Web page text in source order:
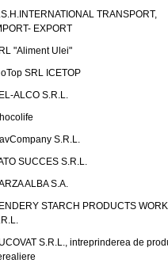
TRANSPORT,
EXPORT
"Aliment Ulei"
SRL ICETOP
ALCO S.R.L.
S.R.L.
SUCCES S.R.L.
ALBA S.A.
STARCH PRODUCTS
S.R.L., intreprinderea de